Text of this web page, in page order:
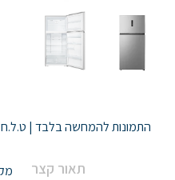
התמונות להמחשה בלבד | ט.ל.ח
תאור קצר